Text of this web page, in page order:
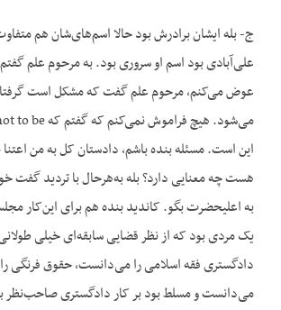
ج- بله ایشان برادرش بود حالا اسم‌های‌شان هم
علی‌آبادی بود اسم او سروری بود. به مرحوم علم
عوض می‌کنم، مرحوم علم گفت که مشکل است
این است. مسئله بنده باشم، دادستان کل به من
هست چه معنایی دارد؟ بله به‌هرحال با تردید
به اعلی‏حضرت بگو. کاندید بنده هم برای این‌کار
یک مردی بود که از نظر قضایی سابقه‌ای خیلی
دادگستری فقه اسلامی را می‌دانست، حقوق فرنگی
می‌دانست و مسلط بود بر کار دادگستری صاحب‌نظر